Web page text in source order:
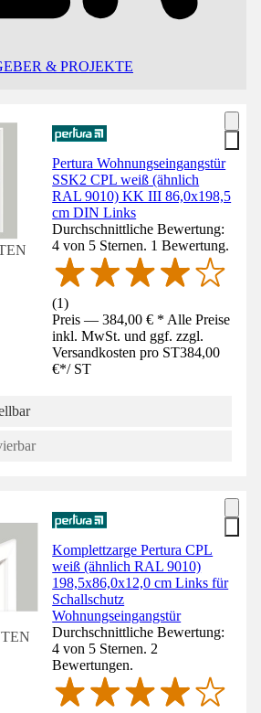
& PROJEKTE
Pertura Wohnungseingangstür
SSK2 CPL weiß (ähnlich
RAL 9010) KK III 86,0x198,5
cm DIN Links
Durchschnittliche Bewertung:
4 von 5 Sternen. 1 Bewertung.
(1)
Preis — 384,00 € * Alle Preise
inkl. MwSt. und ggf. zzgl.
Versandkosten pro ST384,00
€*/ ST
Komplettzarge Pertura CPL
weiß (ähnlich RAL 9010)
198,5x86,0x12,0 cm Links für
Schallschutz
Wohnungseingangstür
Durchschnittliche Bewertung:
4 von 5 Sternen. 2
Bewertungen.